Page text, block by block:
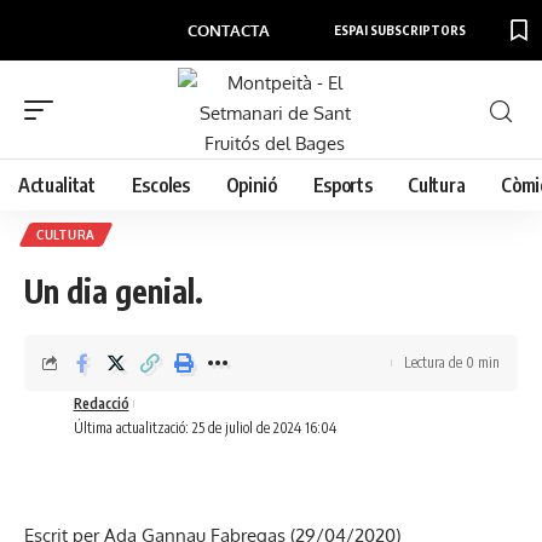
CONTACTA ESPAI SUBSCRIPTORS
Actualitat Escoles Opinió Esports Cultura
CULTURA
Un dia genial.
Última actualització: 25 de juliol de 2024 16:04
Redacció
Lectura de 0 min
Escrit per Ada Gannau Fabregas (29/04/2020)